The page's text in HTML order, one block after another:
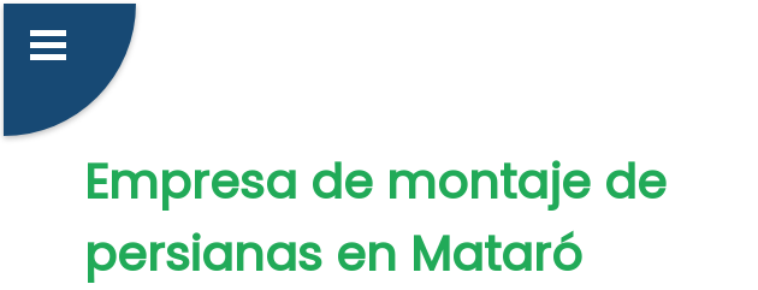
Empresa de montaje de
persianas en Mataró